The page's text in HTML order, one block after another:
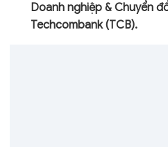
Doanh nghiệp & Chuyển
Techcombank (TCB).